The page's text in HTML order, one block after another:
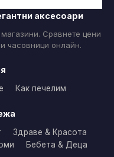
аксесоари
Сравнете цени
часовници онлайн.
Как печелим
Здраве & Красота
Бебета & Деца